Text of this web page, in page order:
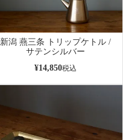
新潟 燕三条 トリップケトル /
サテンシルバー
¥14,850税込